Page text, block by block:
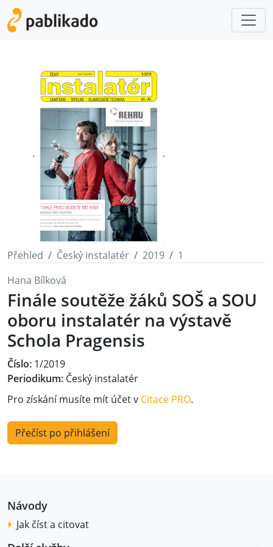
Přehled Český instalatér 2019
1
Hana Bílková
Finále soutěže žáků SOŠ a SOU
oboru instalatér na výstavě
Schola Pragensis
Číslo: 1/2019
Periodikum: Český instalatér
Pro získání musíte mít účet v Citace PRO.
Přečíst po přihlášení
Návody
Jak číst a citovat